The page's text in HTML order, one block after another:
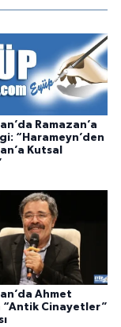
Ramazan’a
“Harameyn’den
Kutsal
Ahmet
“Antik Cinayetler”